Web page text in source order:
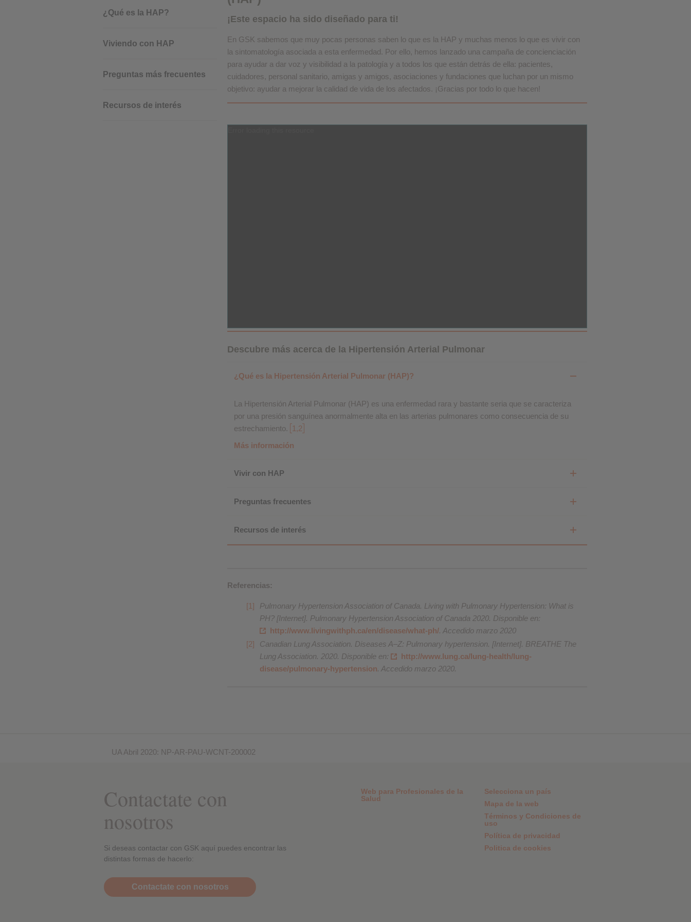
¿Qué es la HAP?
Viviendo con HAP
Preguntas más frecuentes
Recursos de interés
¡Este espacio ha sido diseñado para ti!
En GSK sabemos que muy pocas personas saben lo que es la HAP y muchas menos lo que es vivir con
la sintomatología asociada a esta enfermedad. Por ello, hemos lanzado una campaña de concienciación
para ayudar a dar voz y visibilidad a la patología y a todos los que están detrás de ella: pacientes,
cuidadores, personal sanitario, amigas y amigos, asociaciones y fundaciones que luchan por un mismo
objetivo: ayudar a mejorar la calidad de vida de los afectados. ¡Gracias por todo lo que hacen!
Descubre más acerca de la Hipertensión Arterial Pulmonar
¿Qué es la Hipertensión Arterial Pulmonar (HAP)?
La Hipertensión Arterial Pulmonar (HAP) es una enfermedad rara y bastante seria que se caracteriza
por una presión sanguínea anormalmente alta en las arterias pulmonares como consecuencia de su
estrechamiento.
1,2
Más información
Vivir con HAP
Preguntas frecuentes
Recursos de interés
Referencias:
Pulmonary Hypertension Association of Canada. Living with Pulmonary Hypertension: What is
PH? [Internet]. Pulmonary Hypertension Association of Canada 2020. Disponible en:
http://www.livingwithph.ca/en/disease/what-ph/. Accedido marzo 2020
Canadian Lung Association. Diseases A–Z: Pulmonary hypertension. [Internet]. BREATHE The
Lung Association. 2020. Disponible en:
http://www.lung.ca/lung-health/lung-
disease/pulmonary-hypertension. Accedido marzo 2020.
UA Abril 2020: NP-AR-PAU-WCNT-200002
Contactate con
nosotros
Si deseas contactar con GSK aquí puedes encontrar las
distintas formas de hacerlo:
Contactate con nosotros
Web para Profesionales de la
Salud
Selecciona un país
Mapa de la web
Términos y Condiciones de
uso
Política de privacidad
Politica de cookies